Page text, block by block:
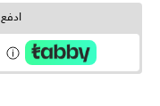
ادفع